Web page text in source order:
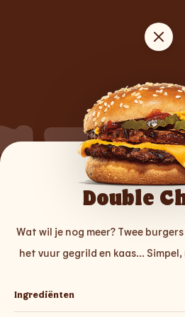
Double
Wat wil je nog meer? Twee
het vuur gegrild en kaas...
Ingrediënten